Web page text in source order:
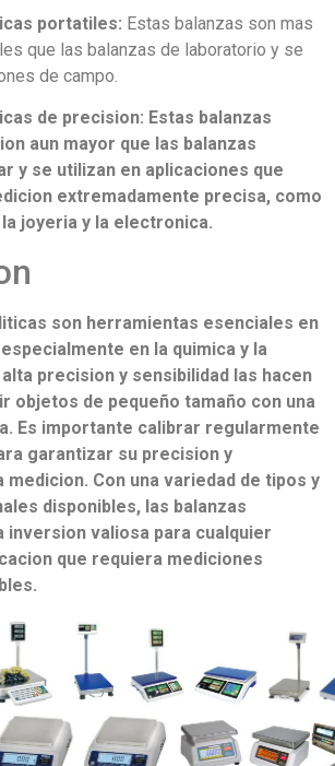
portatiles: Estas balanzas son mas
que las balanzas de laboratorio y se
de campo.
de precision: Estas balanzas
aun mayor que las balanzas
y se utilizan en aplicaciones que
extremadamente precisa, como
joyeria y la electronica.
son herramientas esenciales en
en la quimica y la
precision y sensibilidad las hacen
objetos de pequeño tamaño con una
Es importante calibrar regularmente
garantizar su precision y
medicion. Con una variedad de tipos y
disponibles, las balanzas
inversion valiosa para cualquier
que requiera mediciones